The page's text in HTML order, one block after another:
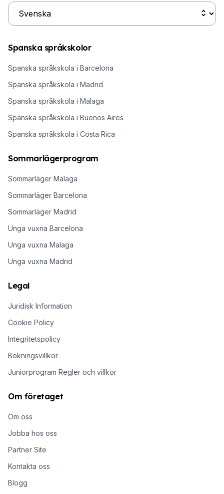
Spanska språkskolor
Spanska språkskola i Barcelona
Spanska språkskola i Madrid
Spanska språkskola i Malaga
Spanska språkskola i Buenos Aires
Spanska språkskola i Costa Rica
Sommarlägerprogram
Sommarläger Malaga
Sommarläger Barcelona
Sommarläger Madrid
Unga vuxna Barcelona
Unga vuxna Malaga
Unga vuxna Madrid
Legal
Juridisk Information
Cookie Policy
Integritetspolicy
Bokningsvillkor
Juniorprogram Regler och villkor
Om företaget
Om oss
Jobba hos oss
Partner Site
Kontakta oss
Blogg